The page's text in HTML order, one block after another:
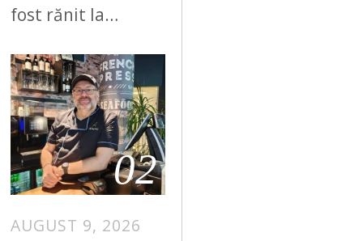
fost rănit la…
02
AUGUST 9, 2026